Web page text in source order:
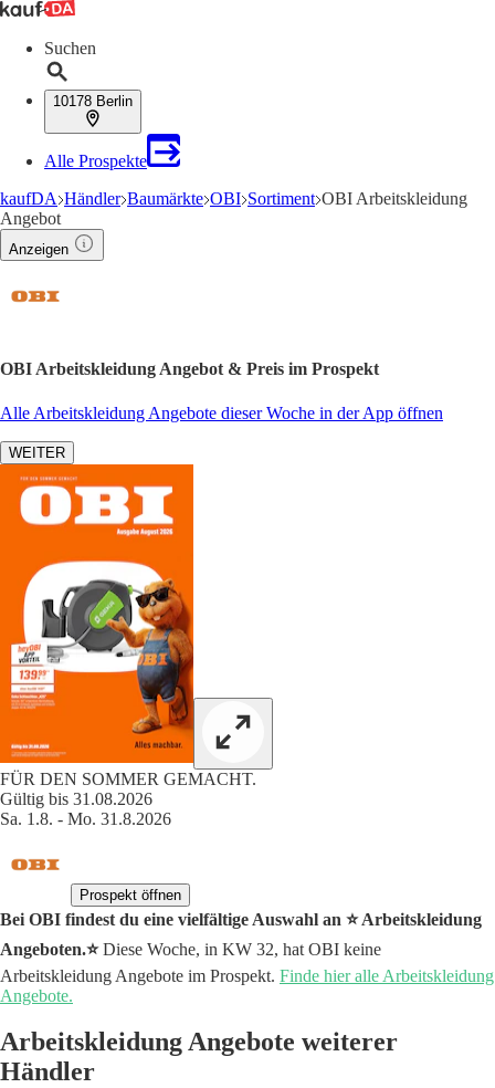
Suchen
10178 Berlin
Alle Prospekte
kaufDA Händler Baumärkte OBI Sortiment OBI Arbeitskleidung
Angebot
Anzeigen
OBI Arbeitskleidung Angebot & Preis im Prospekt
Alle Arbeitskleidung Angebote dieser Woche in der App öffnen
WEITER
FÜR DEN SOMMER GEMACHT.
Gültig bis 31.08.2026
Sa. 1.8. - Mo. 31.8.2026
Prospekt öffnen
Bei OBI findest du eine vielfältige Auswahl an ⭐️ Arbeitskleidung
Angeboten.⭐️Diese Woche, in KW 32, hat OBI keine
Arbeitskleidung Angebote im Prospekt. Finde hier alle Arbeitskleidung
Angebote.
Arbeitskleidung Angebote weiterer
Händler